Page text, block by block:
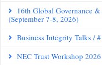
16th Global Governance
(September 7-8, 2026)
Business Integrity Talks /
NEC Trust Workshop